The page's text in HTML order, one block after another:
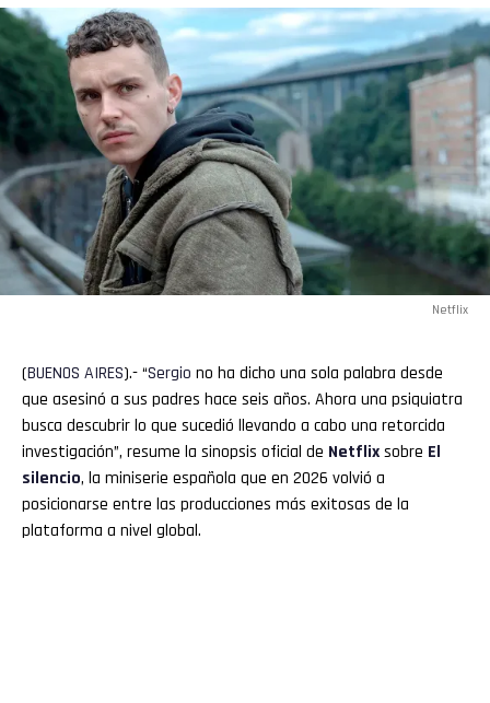
Netflix
(BUENOS AIRES).- “Sergio no ha dicho una sola palabra desde
que asesinó a sus padres hace seis años. Ahora una psiquiatra
busca descubrir lo que sucedió llevando a cabo una retorcida
investigación”, resume la sinopsis oficial de Netflixsobre El
silencio, la miniserie española que en 2026 volvió a
posicionarse entre las producciones más exitosas de la
plataforma a nivel global.